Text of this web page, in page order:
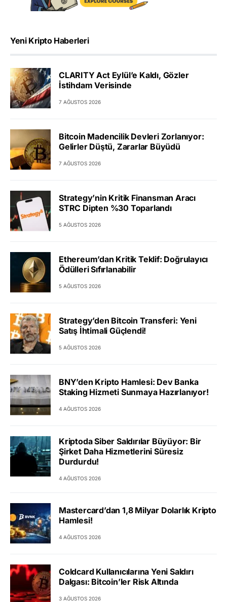
Yeni Kripto Haberleri
CLARITY Act Eylül’e Kaldı, Gözler
İstihdam Verisinde
7 AĞUSTOS 2026
Bitcoin Madencilik Devleri Zorlanıyor:
Gelirler Düştü, Zararlar Büyüdü
7 AĞUSTOS 2026
Strategy’nin Kritik Finansman Aracı
STRC Dipten %30 Toparlandı
5 AĞUSTOS 2026
Ethereum’dan Kritik Teklif: Doğrulayıcı
Ödülleri Sıfırlanabilir
5 AĞUSTOS 2026
Strategy’den Bitcoin Transferi: Yeni
Satış İhtimali Güçlendi!
5 AĞUSTOS 2026
BNY’den Kripto Hamlesi: Dev Banka
Staking Hizmeti Sunmaya Hazırlanıyor!
4 AĞUSTOS 2026
Kriptoda Siber Saldırılar Büyüyor: Bir
Şirket Daha Hizmetlerini Süresiz
Durdurdu!
4 AĞUSTOS 2026
Mastercard’dan 1,8 Milyar Dolarlık Kripto
Hamlesi!
4 AĞUSTOS 2026
Coldcard Kullanıcılarına Yeni Saldırı
Dalgası: Bitcoin’ler Risk Altında
3 AĞUSTOS 2026